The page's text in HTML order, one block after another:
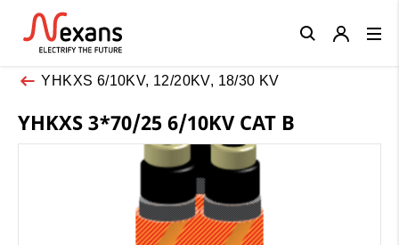
YHKXS 6/10KV, 12/20KV, 18/30 KV
YHKXS 3*70/25 6/10KV CAT B
Close